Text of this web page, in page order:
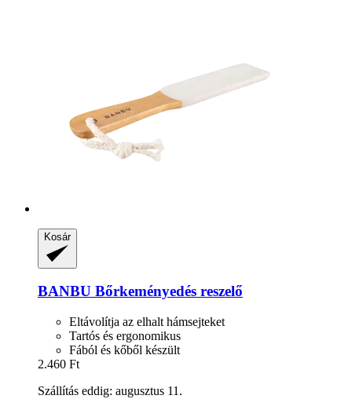
Kosár
BANBU Bőrkeményedés reszelő
Eltávolítja az elhalt hámsejteket
Tartós és ergonomikus
Fából és kőből készült
2.460 Ft
Szállítás eddig: augusztus 11.